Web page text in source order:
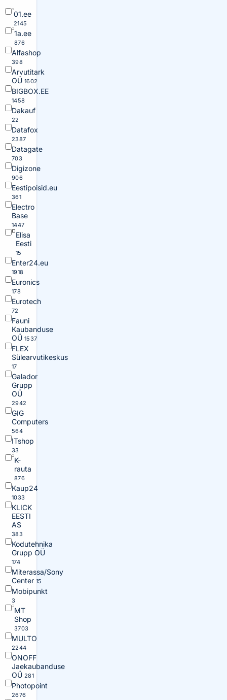
01.ee
2145
1a.ee
876
Alfashop
398
Arvutitark
OÜ 1602
BIGBOX.EE
1458
Dakauf
22
Datafox
2387
Datagate
703
Digizone
906
Eestipoisid.eu
361
Electro
Base
1447
Elisa
Eesti
15
Enter24.eu
1918
Euronics
178
Eurotech
72
Fauni
Kaubanduse
OÜ 1537
FLEX
Sülearvutikeskus
17
Galador
Grupp
OÜ
2942
GIG
Computers
564
ITshop
33
K-
rauta
876
Kaup24
1033
KLICK
EESTI
AS
383
Kodutehnika
Grupp OÜ
174
Miterassa/Sony
Center 15
Mobipunkt
3
MT
Shop
3703
MULTO
2244
ONOFF
Jaekaubanduse
OÜ 281
Photopoint
2676